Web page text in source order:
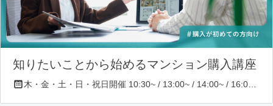
知りたいことから始めるマンション購入講座